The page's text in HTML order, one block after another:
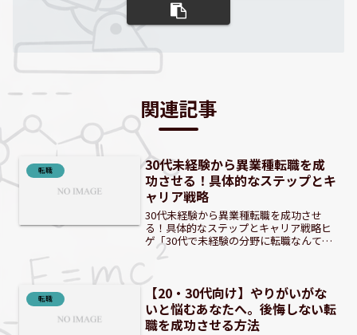
関連記事
転職
30代未経験から異業種転職を成
功させる！具体的なステップとキ
ャリア戦略
30代未経験から異業種転職を成功させ
る！具体的なステップとキャリア戦略ヒ
ゲ「30代で未経験の分野に転職なんて、
もう遅いかな…？」そんな不安を抱えて
30代未経験からの異業種転職を成功させ
るチャンスが広がって...
転職
【20・30代向け】やりがいがな
いと悩むあなたへ。後悔しない転
職を成功させる方法